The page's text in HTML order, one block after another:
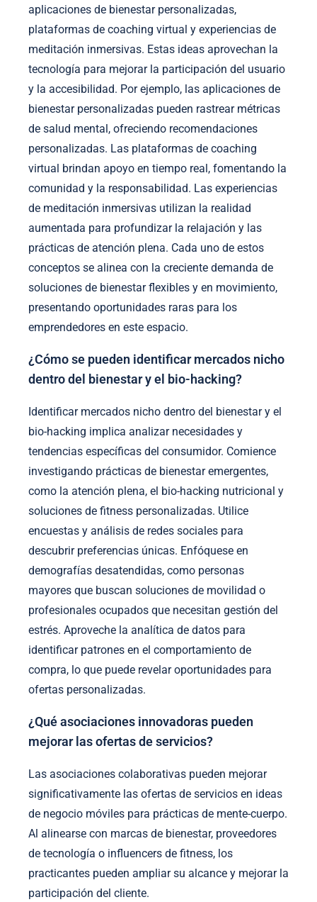
aplicaciones de bienestar personalizadas,
plataformas de coaching virtual y experiencias de
meditación inmersivas. Estas ideas aprovechan la
tecnología para mejorar la participación del usuario
y la accesibilidad. Por ejemplo, las aplicaciones de
bienestar personalizadas pueden rastrear métricas
de salud mental, ofreciendo recomendaciones
personalizadas. Las plataformas de coaching
virtual brindan apoyo en tiempo real, fomentando la
comunidad y la responsabilidad. Las experiencias
de meditación inmersivas utilizan la realidad
aumentada para profundizar la relajación y las
prácticas de atención plena. Cada uno de estos
conceptos se alinea con la creciente demanda de
soluciones de bienestar flexibles y en movimiento,
presentando oportunidades raras para los
emprendedores en este espacio.
¿Cómo se pueden identificar mercados nicho
dentro del bienestar y el bio-hacking?
Identificar mercados nicho dentro del bienestar y el
bio-hacking implica analizar necesidades y
tendencias específicas del consumidor. Comience
investigando prácticas de bienestar emergentes,
como la atención plena, el bio-hacking nutricional y
soluciones de fitness personalizadas. Utilice
encuestas y análisis de redes sociales para
descubrir preferencias únicas. Enfóquese en
demografías desatendidas, como personas
mayores que buscan soluciones de movilidad o
profesionales ocupados que necesitan gestión del
estrés. Aproveche la analítica de datos para
identificar patrones en el comportamiento de
compra, lo que puede revelar oportunidades para
ofertas personalizadas.
¿Qué asociaciones innovadoras pueden
mejorar las ofertas de servicios?
Las asociaciones colaborativas pueden mejorar
significativamente las ofertas de servicios en ideas
de negocio móviles para prácticas de mente-cuerpo.
Al alinearse con marcas de bienestar, proveedores
de tecnología o influencers de fitness, los
practicantes pueden ampliar su alcance y mejorar la
participación del cliente.